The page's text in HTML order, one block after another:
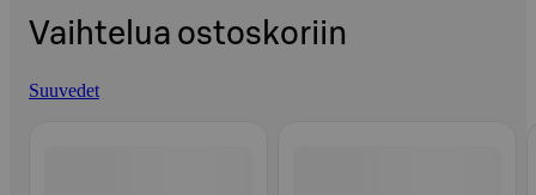
Vaihtelua ostoskoriin
Suuvedet